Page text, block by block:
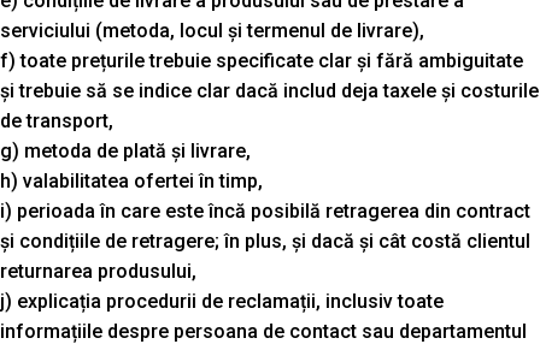
serviciului (metoda, locul și termenul de livrare),
f) toate prețurile trebuie specificate clar și fără ambiguitate
și trebuie să se indice clar dacă includ deja taxele și costurile
de transport,
g) metoda de plată și livrare,
h) valabilitatea ofertei în timp,
i) perioada în care este încă posibilă retragerea din contract
și condițiile de retragere; în plus, și dacă și cât costă clientul
returnarea produsului,
j) explicația procedurii de reclamații, inclusiv toate
informațiile despre persoana de contact sau departamentul